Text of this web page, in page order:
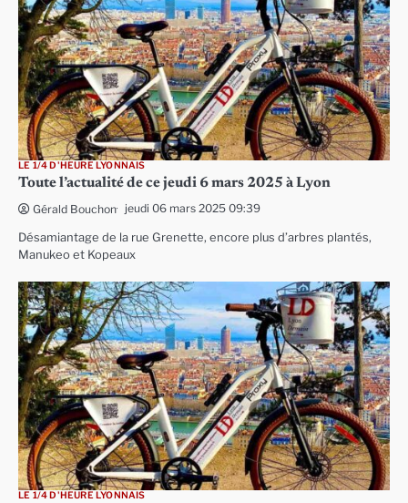
LE 1/4 D'HEURE LYONNAIS
Toute l’actualité de ce jeudi 6 mars 2025 à Lyon
Gérald Bouchon jeudi 06 mars 2025 09:39
Désamiantage de la rue Grenette, encore plus d’arbres plantés,
Manukeo et Kopeaux
LE 1/4 D'HEURE LYONNAIS